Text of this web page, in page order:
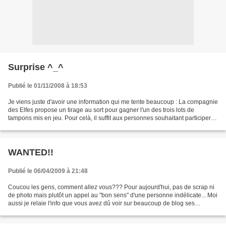
Surprise ^_^
Publié le 01/11/2008 à 18:53
Je viens juste d'avoir une information qui me tente beaucoup : La compagnie
des Elfes propose un tirage au sort pour gagner l'un des trois lots de
tampons mis en jeu. Pour celà, il suffit aux personnes souhaitant participer
WANTED!!
Publié le 06/04/2009 à 21:48
Coucou les gens, comment allez vous??? Pour aujourd'hui, pas de scrap ni
de photo mais plutôt un appel au "bon sens" d'une personne indélicate... Moi
aussi je relaie l'info que vous avez dû voir sur beaucoup de blog ses